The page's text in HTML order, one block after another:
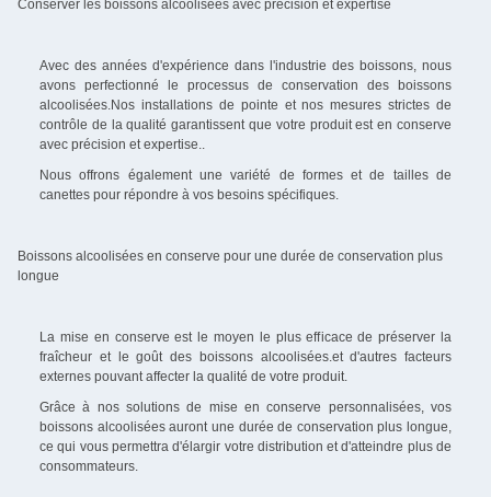
Conserver les boissons alcoolisées avec précision et expertise
Avec des années d'expérience dans l'industrie des boissons, nous
avons perfectionné le processus de conservation des boissons
alcoolisées.Nos installations de pointe et nos mesures strictes de
contrôle de la qualité garantissent que votre produit est en conserve
avec précision et expertise..
Nous offrons également une variété de formes et de tailles de
canettes pour répondre à vos besoins spécifiques.
Boissons alcoolisées en conserve pour une durée de conservation plus
longue
La mise en conserve est le moyen le plus efficace de préserver la
fraîcheur et le goût des boissons alcoolisées.et d'autres facteurs
externes pouvant affecter la qualité de votre produit.
Grâce à nos solutions de mise en conserve personnalisées, vos
boissons alcoolisées auront une durée de conservation plus longue,
ce qui vous permettra d'élargir votre distribution et d'atteindre plus de
consommateurs.